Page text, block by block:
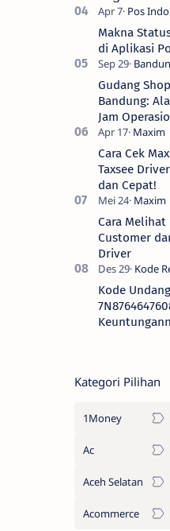
Makna
di Aplikasi
Gudang
Bandung:
Jam
Cara Cek
Taxsee
dan Cepat!
Cara Melihat
Customer
Driver
Kode
Kategori Pilihan
1Money
Ac
Aceh Selatan
Acommerce